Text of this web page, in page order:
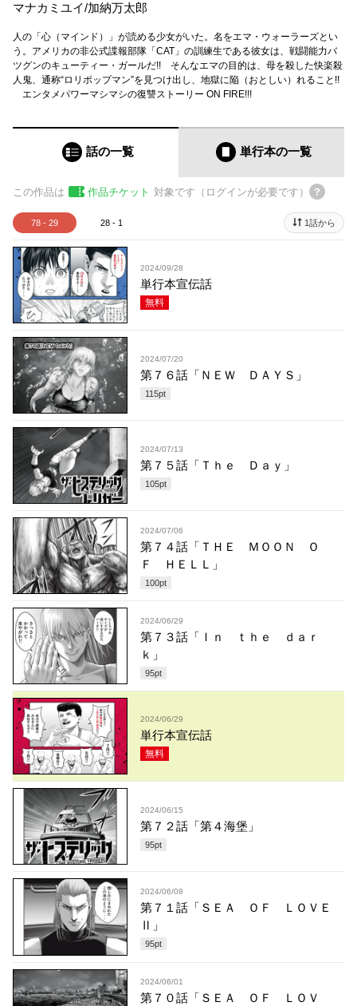
マナカミユイ/加納万太郎
人の「心（マインド）」が読める少女がいた。名をエマ・ウォーラーズとい
う。アメリカの非公式諜報部隊「CAT」の訓練生である彼女は、戦闘能力バ
ツグンのキューティー・ガールだ!! そんなエマの目的は、母を殺した快楽殺
人鬼、通称“ロリポップマン”を見つけ出し、地獄に陥（おとしい）れること!!
エンタメパワーマシマシの復讐ストーリー ON FIRE!!!
話の一覧 単行本の一覧
この作品は 作品チケット 対象です（ログインが必要です）
78 - 29 28 - 1 1話から
2024/09/28
単行本宣伝話
無料
2024/07/20
第７６話「ＮＥＷ ＤＡＹＳ」
115pt
2024/07/13
第７５話「Ｔｈｅ Ｄａｙ」
105pt
2024/07/06
第７４話「ＴＨＥ ＭＯＯＮ Ｏ
Ｆ ＨＥＬＬ」
100pt
2024/06/29
第７３話「Ｉｎ ｔｈｅ ｄａｒ
ｋ」
95pt
2024/06/29
単行本宣伝話
無料
2024/06/15
第７２話「第４海堡」
95pt
2024/06/08
第７１話「ＳＥＡ ＯＦ ＬＯＶＥ
Ⅱ」
95pt
2024/06/01
第７０話「ＳＥＡ ＯＦ ＬＯＶ